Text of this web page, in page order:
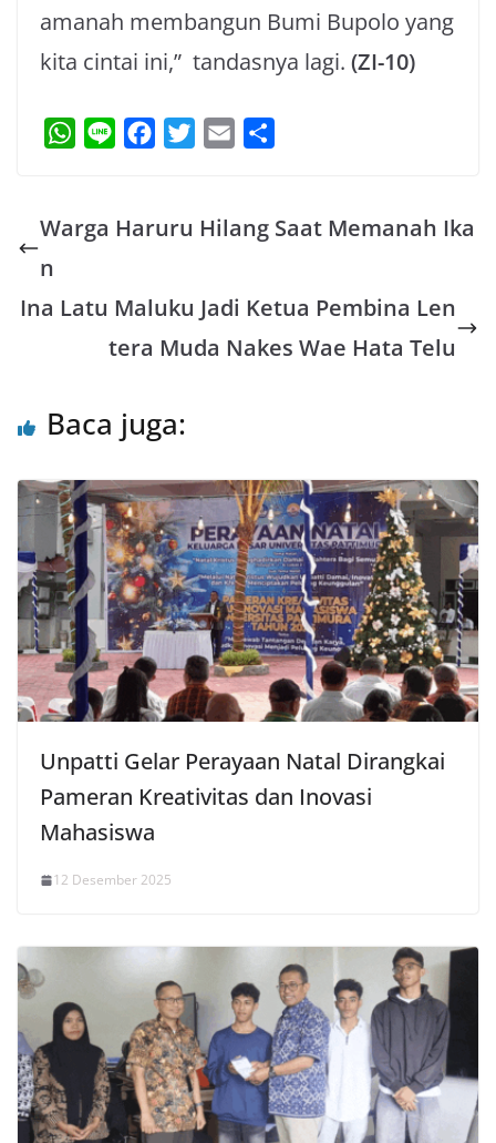
amanah membangun Bumi Bupolo yang
kita cintai ini,” tandasnya lagi. (ZI-10)
W
t
p
e
e
o
k
t
r
i
r
Warga Haruru Hilang Saat Memanah Ika
n
Ina Latu Maluku Jadi Ketua Pembina Len
tera Muda Nakes Wae Hata Telu
Baca juga:
Unpatti Gelar Perayaan Natal Dirangkai
Pameran Kreativitas dan Inovasi
Mahasiswa
12 Desember 2025